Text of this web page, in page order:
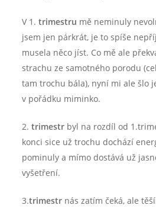
V 1. trimestru mě neminuly
jsem jen párkrát, je to spíše
musela něco jíst. Co mě ale
strachu ze samotného porodu
tam trochu bála), nyní mi ale šlo
v pořádku miminko.
2. trimestrbyl na rozdíl od
konci sice už trochu dochází
pominuly a mímo dostává už
vyšetření.
3.trimestrnás zatím čeká, ale